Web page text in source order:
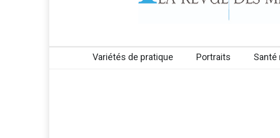
Variétés de pratique Portraits Santé